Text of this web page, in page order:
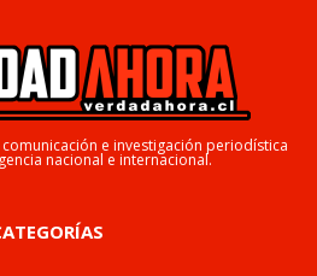
e investigación periodística
nacional e internacional.